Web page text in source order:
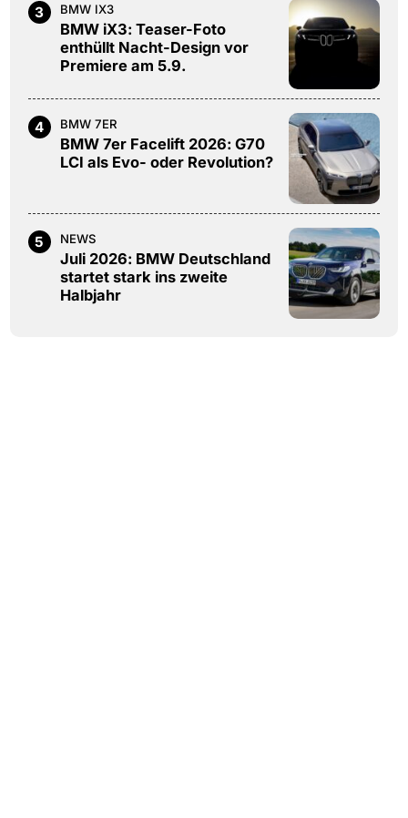
3 BMW IX3
BMW iX3: Teaser-Foto
enthüllt Nacht-Design vor
Premiere am 5.9.
4 BMW 7ER
BMW 7er Facelift 2026: G70
LCI als Evo- oder Revolution?
5 NEWS
Juli 2026: BMW Deutschland
startet stark ins zweite
Halbjahr